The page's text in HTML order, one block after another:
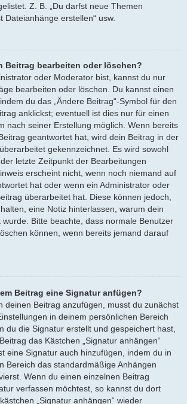
Z. B. „Du darfst neue Themen
Dateianhänge erstellen“ usw.
Beitrag bearbeiten oder löschen?
oder Moderator bist, kannst du nur
bearbeiten oder löschen. Du kannst einen
du das „Ändere Beitrag“-Symbol für den
anklickst; eventuell ist dies nur für einen
nach seiner Erstellung möglich. Wenn bereits
geantwortet hat, wird dein Beitrag in der
gekennzeichnet. Es wird sowohl
letzte Zeitpunkt der Bearbeitungen
erscheint nicht, wenn noch niemand auf
hat oder wenn ein Administrator oder
überarbeitet hat. Diese können jedoch,
eine Notiz hinterlassen, warum dein
Bitte beachte, dass normale Benutzer
können, wenn bereits jemand darauf
Beitrag eine Signatur anfügen?
deinen Beitrag anzufügen, musst du zunächst
in deinem persönlichen Bereich
du die Signatur erstellt und gespeichert hast,
das Kästchen „Signatur anhängen“
eine Signatur auch hinzufügen, indem du in
Bereich das standardmäßige Anhängen
Wenn du einen einzelnen Beitrag
verfassen möchtest, so kannst du dort
„Signatur anhängen“ wieder